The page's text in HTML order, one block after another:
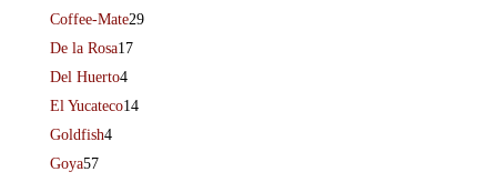
Coffee-Mate29
De la Rosa17
Del Huerto4
El Yucateco14
Goldfish4
Goya57